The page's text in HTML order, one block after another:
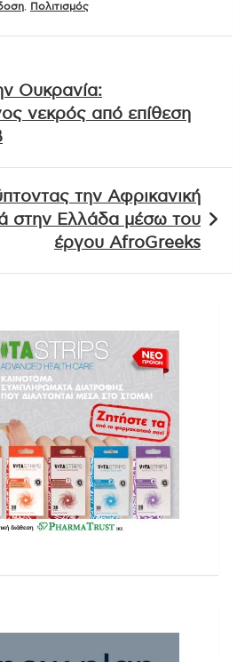
Πολιτισμός
Ουκρανία:
νεκρός από επίθεση
την Αφρικανική
στην Ελλάδα μέσω του
έργου AfroGreeks